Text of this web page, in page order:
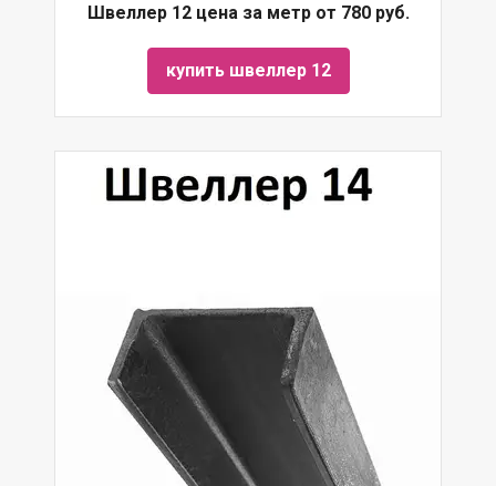
Швеллер 12 цена за метр от 780 руб.
купить швеллер 12